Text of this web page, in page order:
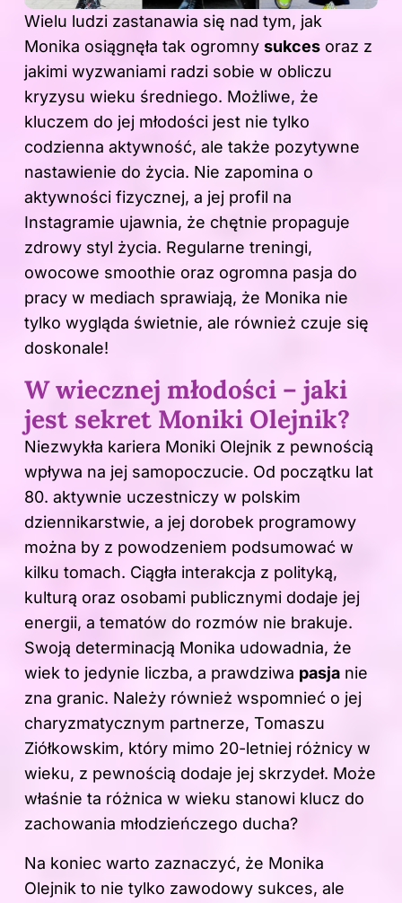
Wielu ludzi zastanawia się nad tym, jak
Monika osiągnęła tak ogromny sukces oraz z
jakimi wyzwaniami radzi sobie w obliczu
kryzysu wieku średniego. Możliwe, że
kluczem do jej młodości jest nie tylko
codzienna aktywność, ale także pozytywne
nastawienie do życia. Nie zapomina o
aktywności fizycznej, a jej profil na
Instagramie ujawnia, że chętnie propaguje
zdrowy styl życia. Regularne treningi,
owocowe smoothie oraz ogromna pasja do
pracy w mediach sprawiają, że Monika nie
tylko wygląda świetnie, ale również czuje się
doskonale!
W wiecznej młodości – jaki
jest sekret Moniki Olejnik?
Niezwykła kariera Moniki Olejnik z pewnością
wpływa na jej samopoczucie. Od początku lat
80. aktywnie uczestniczy w polskim
dziennikarstwie, a jej dorobek programowy
można by z powodzeniem podsumować w
kilku tomach. Ciągła interakcja z polityką,
kulturą oraz osobami publicznymi dodaje jej
energii, a tematów do rozmów nie brakuje.
Swoją determinacją Monika udowadnia, że
wiek to jedynie liczba, a prawdziwa pasja nie
zna granic. Należy również wspomnieć o jej
charyzmatycznym partnerze, Tomaszu
Ziółkowskim, który mimo 20-letniej różnicy w
wieku, z pewnością dodaje jej skrzydeł. Może
właśnie ta różnica w wieku stanowi klucz do
zachowania młodzieńczego ducha?
Na koniec warto zaznaczyć, że Monika
Olejnik to nie tylko zawodowy sukces, ale